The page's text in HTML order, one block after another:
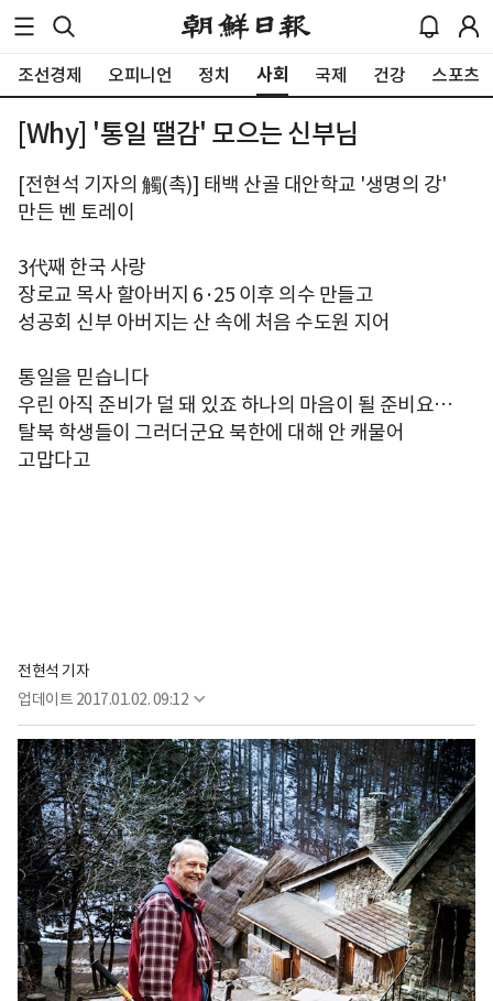
조선경제 오피니언 정치 사회 국제 건강 스포츠
[Why] '통일 땔감' 모으는 신부님
[전현석 기자의 觸(촉)] 태백 산골 대안학교 '생명의 강'
만든 벤 토레이
3代째 한국 사랑
장로교 목사 할아버지 6·25 이후 의수 만들고
성공회 신부 아버지는 산 속에 처음 수도원 지어
통일을 믿습니다
우린 아직 준비가 덜 돼 있죠 하나의 마음이 될 준비요…
탈북 학생들이 그러더군요 북한에 대해 안 캐물어
고맙다고
전현석 기자
업데이트 2017.01.02. 09:12